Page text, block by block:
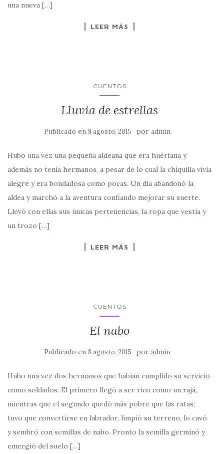
una nueva […]
LEER MÁS
CUENTOS
Lluvia de estrellas
Publicado en 8 agosto, 2015 por admin
Hubo una vez una pequeña aldeana que era huérfana y
además no tenía hermanos, a pesar de lo cual la chiquilla vivía
alegre y era bondadosa como pocas. Un día abandonó la
aldea y marchó a la aventura confiando mejorar su suerte.
Llevó con ellas sus únicas pertenencias, la ropa que vestía y
un trozo […]
LEER MÁS
CUENTOS
El nabo
Publicado en 8 agosto, 2015 por admin
Hubo una vez dos hermanos que habían cumplido su servicio
como soldados. El primero llegó a ser rico como un rajá,
mientras que el segundo quedó más pobre que las ratas;
tuvo que convertirse en labrador, limpió su terreno, lo cavó
y sembró con semillas de nabo. Pronto la semilla germinó y
emergió del suelo […]